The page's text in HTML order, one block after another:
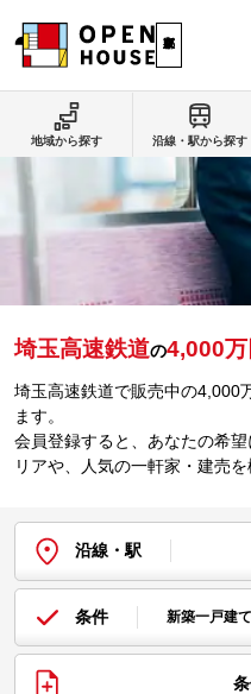
埼玉高速鉄道の4,000万
埼玉高速鉄道で販売中の4,000
ます。
会員登録すると、あなたの希
リアや、人気の一軒家・建売を
沿線・駅
条件 新築一戸建
地域から探す 沿線・駅から探す